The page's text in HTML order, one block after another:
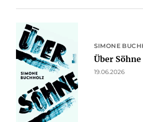
SIMONE
Über Söhne
19.06.2026